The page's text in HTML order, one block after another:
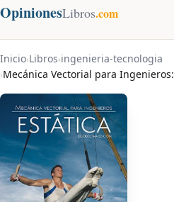
OpinionesLibros.com
Inicio›Libros›ingenieria-tecnologia
›Mecánica Vectorial para